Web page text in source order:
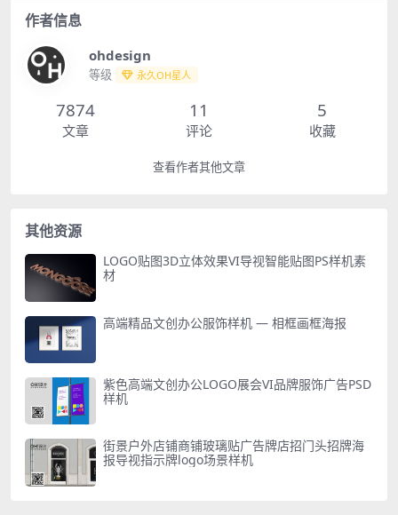
作者信息
ohdesign
等级 永久OH星人
7874
文章
11
评论
5
收藏
查看作者其他文章
其他资源
LOGO贴图3D立体效果VI导视智能贴图PS样机素
材
高端精品文创办公服饰样机 — 相框画框海报
紫色高端文创办公LOGO展会VI品牌服饰广告PSD
样机
街景户外店铺商铺玻璃贴广告牌店招门头招牌海
报导视指示牌logo场景样机